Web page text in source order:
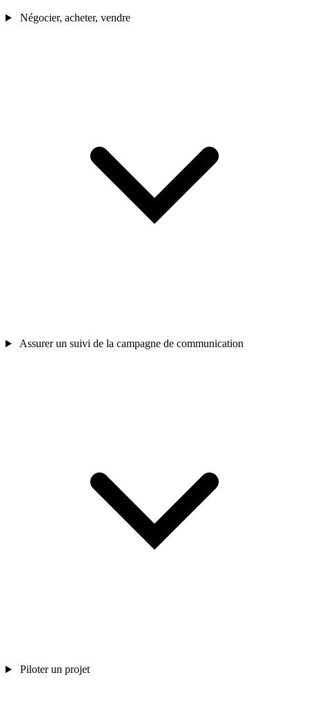
Négocier, acheter, vendre
Assurer un suivi de la campagne de communication
Piloter un projet